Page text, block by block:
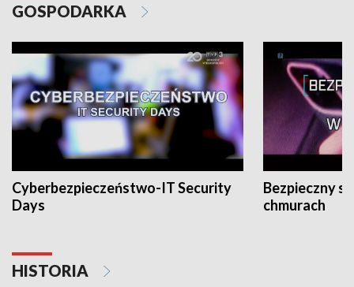
GOSPODARKA
Cyberbezpieczeństwo-IT Security
Days
Bezpieczny
chmurach
HISTORIA